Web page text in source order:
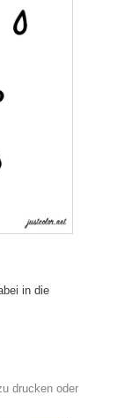
in die
drucken oder